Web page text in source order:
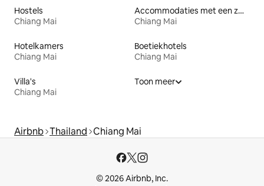
Hostels
Chiang Mai
Accommodaties met een zwembad
Chiang Mai
Hotelkamers
Chiang Mai
Boetiekhotels
Chiang Mai
Villa's
Chiang Mai
Toon meer
Airbnb Thailand Chiang Mai
© 2026 Airbnb, Inc.